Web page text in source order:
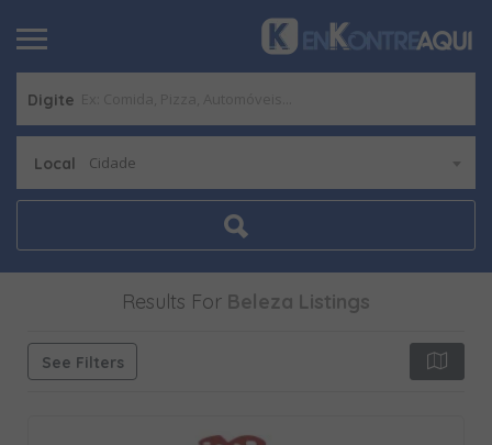
Digite
Local Cidade
Results For Beleza Listings
See Filters